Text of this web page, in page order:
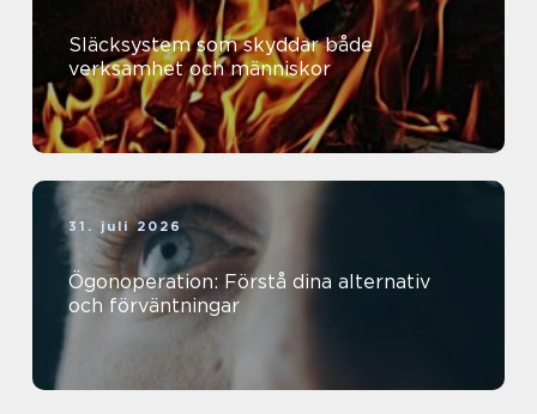
Släcksystem som skyddar både
verksamhet och människor
31. juli 2026
Ögonoperation: Förstå dina alternativ
och förväntningar